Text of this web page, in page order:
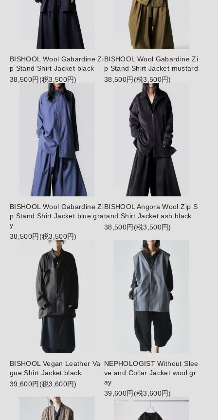
BISHOOL Wool Gabardine Zi
p Stand Shirt Jacket black
38,500円(税3,500円)
BISHOOL Wool Gabardine Zi
p Stand Shirt Jacket mustard
38,500円(税3,500円)
BISHOOL Wool Gabardine Zi
p Stand Shirt Jacket blue gra
y
38,500円(税3,500円)
BISHOOL Angora Wool Zip S
tand Shirt Jacket ash black
38,500円(税3,500円)
BISHOOL Vegan Leather Va
gue Shirt Jacket black
39,600円(税3,600円)
NEPHOLOGIST Without Slee
ve and Collar Jacket wool gr
ay
39,600円(税3,600円)